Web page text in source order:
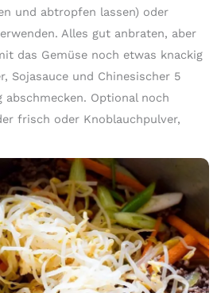
und abtropfen lassen) oder
Alles gut anbraten, aber
das Gemüse noch etwas knackig
Sojasauce und Chinesischer 5
abschmecken. Optional noch
frisch oder Knoblauchpulver,